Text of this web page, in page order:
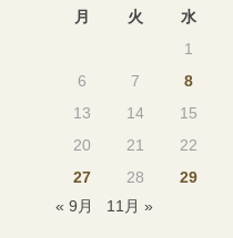
月 火 水
1
6
7 8
13
14 15
20
21 22
27
28 29
« 9月
11月 »